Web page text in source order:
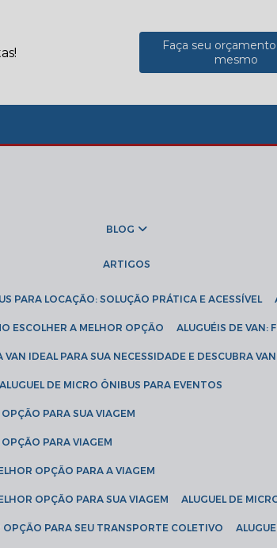
Faça seu
mesmo
BLOG
ARTIGOS
PARA LOCAÇÃO: SOLUÇÃO PRÁTICA E ACESSÍVEL
ESCOLHER A MELHOR OPÇÃO ALUGUÉIS DE
A VAN IDEAL PARA SUA NECESSIDADE E DESCUBRA
ALUGUEL DE MICRO ÔNIBUS PARA EVENTOS
PARA SUA VIAGEM
OPÇÃO PARA VIAGEM
OPÇÃO PARA A VIAGEM
OPÇÃO PARA SUA VIAGEM ALUGUEL DE
OPÇÃO PARA SEU TRANSPORTE COLETIVO